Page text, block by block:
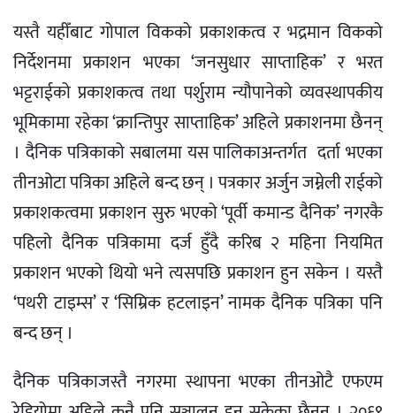
यस्तै यहीँबाट गोपाल विकको प्रकाशकत्व र भद्रमान विकको
निर्देशनमा प्रकाशन भएका ‘जनसुधार साप्ताहिक’ र भरत
भट्टराईको प्रकाशकत्व तथा पर्शुराम न्यौपानेको व्यवस्थापकीय
भूमिकामा रहेका ‘क्रान्तिपुर साप्ताहिक’ अहिले प्रकाशनमा छैनन्
। दैनिक पत्रिकाको सबालमा यस पालिकाअन्तर्गत दर्ता भएका
तीनओटा पत्रिका अहिले बन्द छन् । पत्रकार अर्जुन जम्नेली राईको
प्रकाशकत्वमा प्रकाशन सुरु भएको ‘पूर्वी कमान्ड दैनिक’ नगरकै
पहिलो दैनिक पत्रिकामा दर्ज हुँदै करिब २ महिना नियमित
प्रकाशन भएको थियो भने त्यसपछि प्रकाशन हुन सकेन । यस्तै
‘पथरी टाइम्स’ र ‘सिम्रिक हटलाइन’ नामक दैनिक पत्रिका पनि
बन्द छन् ।
दैनिक पत्रिकाजस्तै नगरमा स्थापना भएका तीनओटै एफएम